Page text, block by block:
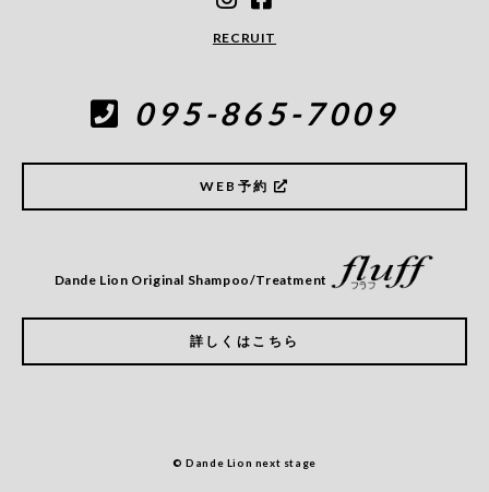
RECRUIT
095-865-7009
WEB予約
Dande Lion Original Shampoo/Treatment
詳しくはこちら
© Dande Lion next stage